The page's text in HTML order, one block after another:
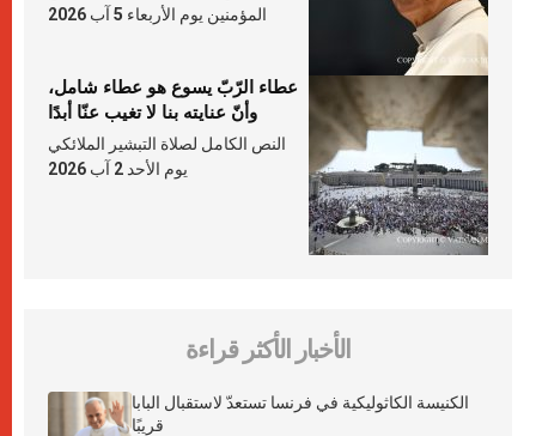
المؤمنين يوم الأربعاء 5 آب 2026
عطاء الرّبّ يسوع هو عطاء شامل،
وأنّ عنايته بنا لا تغيب عنّا أبدًا
النص الكامل لصلاة التبشير الملائكي
يوم الأحد 2 آب 2026
الأخبار الأكثر قراءة
الكنيسة الكاثوليكية في فرنسا تستعدّ لاستقبال البابا
قريبًا